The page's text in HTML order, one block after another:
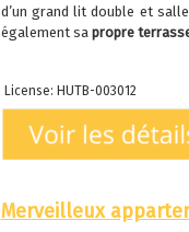
d’un grand lit double et
également sapropre
License: HUTB-003012
Merveilleux